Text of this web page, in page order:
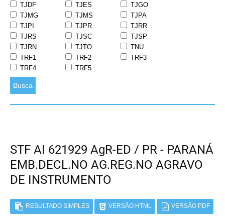
TJDF
TJES
TJGO
TJMG
TJMS
TJPA
TJPI
TJPR
TJRR
TJRS
TJSC
TJSP
TJRN
TJTO
TNU
TRF1
TRF2
TRF3
TRF4
TRF5
Busca
STF AI 621929 AgR-ED / PR - PARANÁ
EMB.DECL.NO AG.REG.NO AGRAVO
DE INSTRUMENTO
RESULTADO SIMPLES VERSÃO HTML VERSÃO PDF